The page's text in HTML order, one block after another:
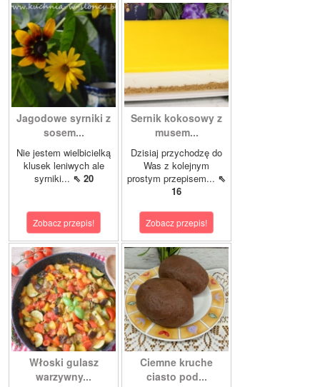
Jagodowe syrniki z
sosem...
Nie jestem wielbicielką
klusek leniwych ale
syrniki... ⇖ 20
Zobacz przepis!
Sernik kokosowy z
musem...
Dzisiaj przychodzę do
Was z kolejnym
prostym przepisem... ⇖
16
Zobacz przepis!
Włoski gulasz
warzywny...
Ciemne kruche
ciasto pod...